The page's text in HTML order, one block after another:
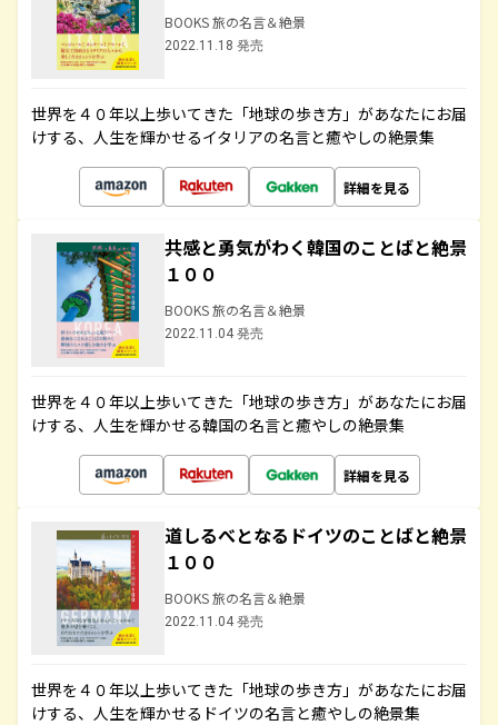
BOOKS 旅の名言＆絶景
2022.11.18 発売
世界を４０年以上歩いてきた「地球の歩き方」があなたにお届
けする、人生を輝かせるイタリアの名言と癒やしの絶景集
詳細を見る
共感と勇気がわく韓国のことばと絶景
１００
BOOKS 旅の名言＆絶景
2022.11.04 発売
世界を４０年以上歩いてきた「地球の歩き方」があなたにお届
けする、人生を輝かせる韓国の名言と癒やしの絶景集
詳細を見る
道しるべとなるドイツのことばと絶景
１００
BOOKS 旅の名言＆絶景
2022.11.04 発売
世界を４０年以上歩いてきた「地球の歩き方」があなたにお届
けする、人生を輝かせるドイツの名言と癒やしの絶景集